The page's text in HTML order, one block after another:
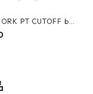
PT CUTOFF by